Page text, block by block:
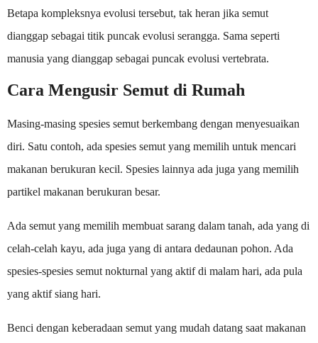
Betapa kompleksnya evolusi tersebut, tak heran jika semut
dianggap sebagai titik puncak evolusi serangga. Sama seperti
manusia yang dianggap sebagai puncak evolusi vertebrata.
Cara Mengusir Semut di Rumah
Masing-masing spesies semut berkembang dengan menyesuaikan
diri. Satu contoh, ada spesies semut yang memilih untuk mencari
makanan berukuran kecil. Spesies lainnya ada juga yang memilih
partikel makanan berukuran besar.
Ada semut yang memilih membuat sarang dalam tanah, ada yang di
celah-celah kayu, ada juga yang di antara dedaunan pohon. Ada
spesies-spesies semut nokturnal yang aktif di malam hari, ada pula
yang aktif siang hari.
Benci dengan keberadaan semut yang mudah datang saat makanan